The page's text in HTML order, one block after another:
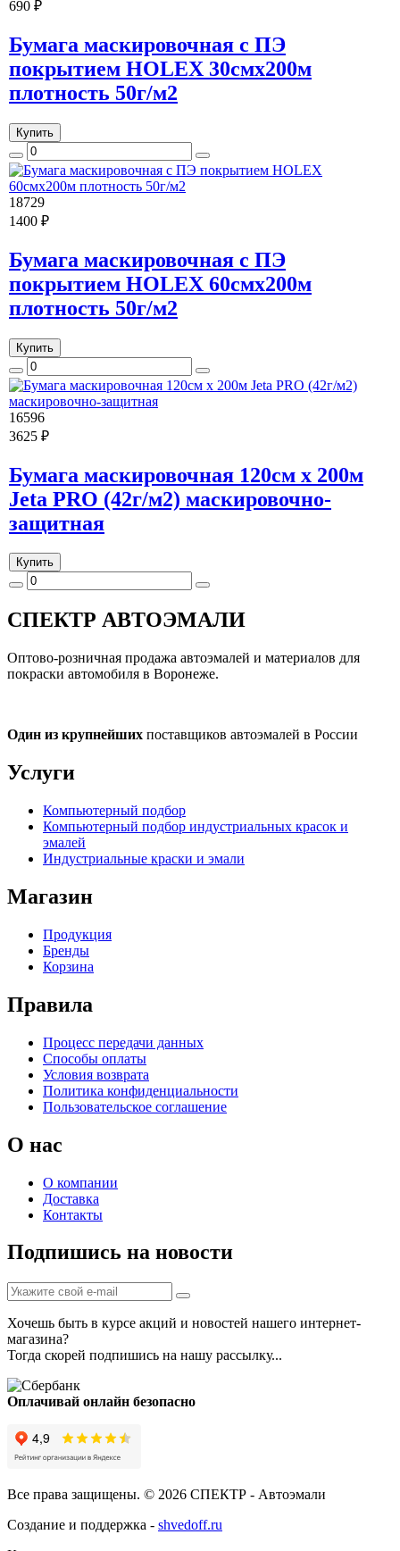
690 ₽
Бумага маскировочная с ПЭ
покрытием HOLEX 30смх200м
плотность 50г/м2
Купить
18729
1400 ₽
Бумага маскировочная с ПЭ
покрытием HOLEX 60смх200м
плотность 50г/м2
Купить
16596
3625 ₽
Бумага маскировочная 120см х 200м
Jeta PRO (42г/м2) маскировочно-
защитная
Купить
СПЕКТР АВТОЭМАЛИ
Оптово-розничная продажа автоэмалей и материалов для
покраски автомобиля в Воронеже.
Один из крупнейших поставщиков автоэмалей в России
Услуги
Компьютерный подбор
Компьютерный подбор индустриальных красок и
эмалей
Индустриальные краски и эмали
Магазин
Продукция
Бренды
Корзина
Правила
Процесс передачи данных
Способы оплаты
Условия возврата
Политика конфиденциальности
Пользовательское соглашение
О нас
О компании
Доставка
Контакты
Подпишись на новости
Хочешь быть в курсе акций и новостей нашего интернет-
магазина?
Тогда скорей подпишись на нашу рассылку...
Оплачивай онлайн безопасно
Все права защищены. © 2026 СПЕКТР - Автоэмали
Создание и поддержка - shvedoff.ru